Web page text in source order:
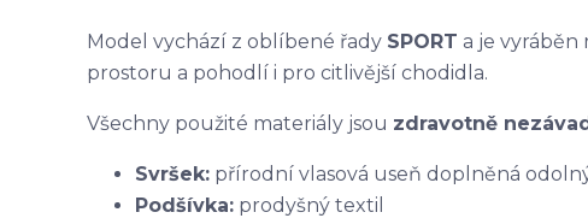
Model vychází z oblíbené řady SPORT a je vyráběn
prostoru a pohodlí i pro citlivější chodidla.
Všechny použité materiály jsou zdravotně
Svršek: přírodní vlasová useň doplněná
Podšívka: prodyšný textil